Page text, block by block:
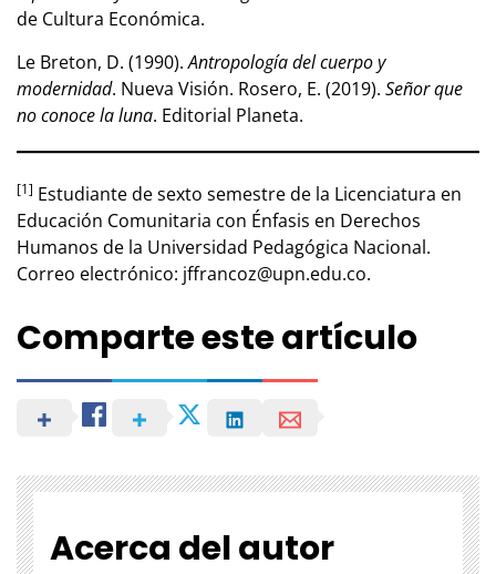
de Cultura Económica.
Le Breton, D. (1990).Antropología del cuerpo y
modernidad. Nueva Visión. Rosero, E. (2019). Señor que
no conoce la luna. Editorial Planeta.
[1] Estudiante de sexto semestre de la Licenciatura en
Educación Comunitaria con Énfasis en Derechos
Humanos de la Universidad Pedagógica Nacional.
Correo electrónico: jffrancoz@upn.edu.co.
Comparte este artículo
Acerca del autor